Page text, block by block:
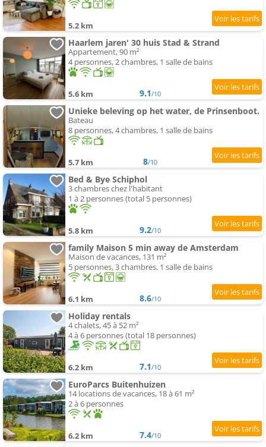
5.2 km
Haarlem jaren' 30 huis Stad & Strand
Appartement, 90 m²
4 personnes, 2 chambres, 1 salle de bains
5.6 km 9.1/10
Unieke beleving op het water, de Prinsenboot.
Bateau
8 personnes, 4 chambres, 1 salle de bains
5.7 km 8/10
Bed & Bye Schiphol
3 chambres chez l'habitant
1 à 2 personnes (total 5 personnes)
5.8 km 9.2/10
family Maison 5 min away de Amsterdam
Maison de vacances, 131 m²
5 personnes, 3 chambres, 1 salle de bains
6.1 km 8.6/10
Holiday rentals
4 chalets, 45 à 52 m²
4 à 6 personnes (total 18 personnes)
6.2 km 7.1/10
EuroParcs Buitenhuizen
14 locations de vacances, 18 à 61 m²
2 à 6 personnes
6.2 km 7.4/10